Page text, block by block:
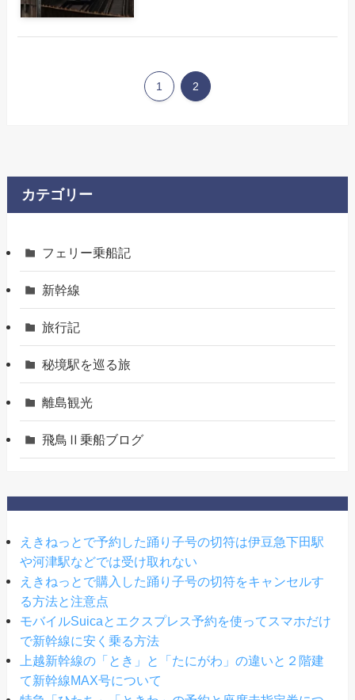
1 2
カテゴリー
フェリー乗船記
新幹線
旅行記
秘境駅を巡る旅
離島観光
飛鳥Ⅱ乗船ブログ
えきねっとで予約した踊り子号の切符は伊豆急下田駅
や河津駅などでは受け取れない
えきねっとで購入した踊り子号の切符をキャンセルす
る方法と注意点
モバイルSuicaとエクスプレス予約を使ってスマホだけ
で新幹線に安く乗る方法
上越新幹線の「とき」と「たにがわ」の違いと２階建
て新幹線MAX号について